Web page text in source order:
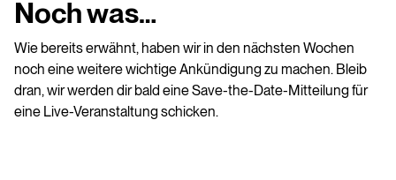
Noch was…‍
Wie bereits erwähnt, haben wir in den nächsten Wochen
noch eine weitere wichtige Ankündigung zu machen. Bleib
dran, wir werden dir bald eine Save-the-Date-Mitteilung für
eine Live-Veranstaltung schicken.